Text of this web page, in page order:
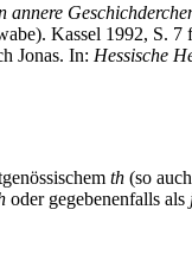
Kassel 1992, S. 7
Jonas. In: Hessische
th (so
oder gegebenenfalls als